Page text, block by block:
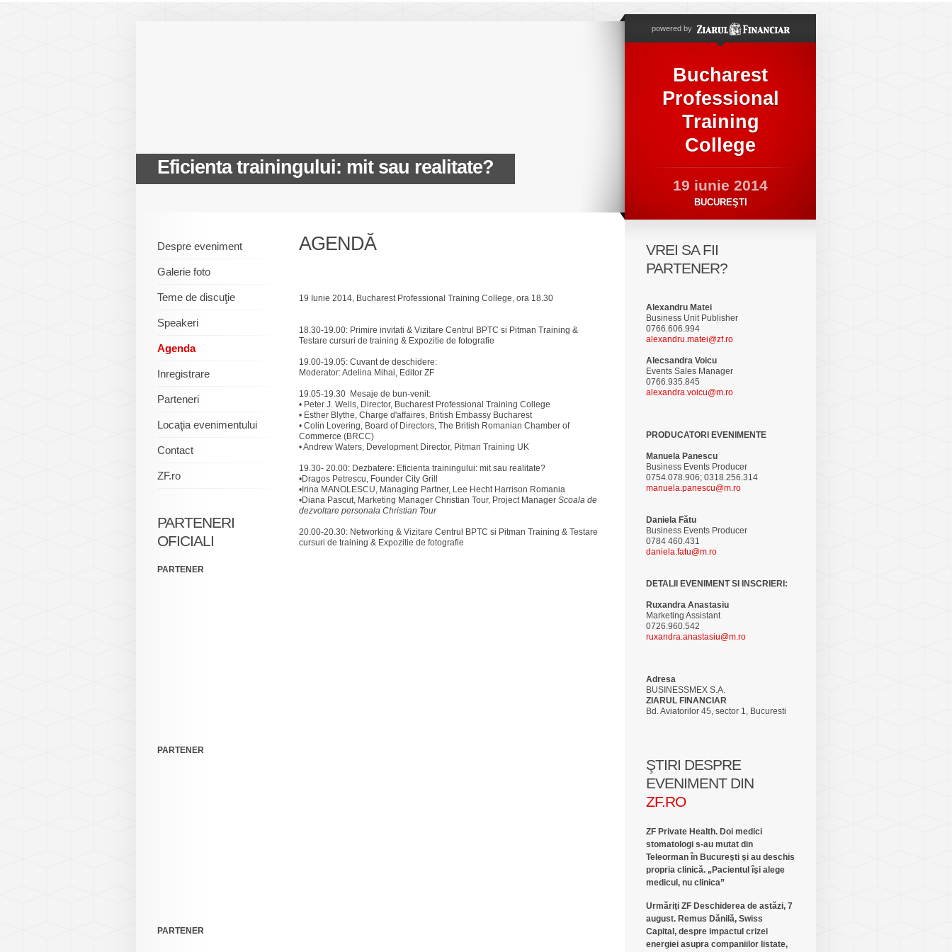
Eficienta trainingului: mit sau realitate?
powered by
Bucharest
Professional
Training
College
19 iunie 2014
BUCUREŞTI
Despre eveniment
Galerie foto
Teme de discuţie
Speakeri
Agenda
Inregistrare
Parteneri
Locaţia evenimentului
Contact
ZF.ro
PARTENERI
OFICIALI
PARTENER
PARTENER
PARTENER
AGENDĂ
19 Iunie 2014, Bucharest Professional Training College, ora 18.30
18.30-19.00: Primire invitati & Vizitare Centrul BPTC si Pitman Training &
Testare cursuri de training & Expozitie de fotografie
19.00-19.05: Cuvant de deschidere:
Moderator: Adelina Mihai, Editor ZF
19.05-19.30 Mesaje de bun-venit:
• Peter J. Wells, Director, Bucharest Professional Training College
• Esther Blythe, Charge d'affaires, British Embassy Bucharest
• Colin Lovering, Board of Directors, The British Romanian Chamber of
Commerce (BRCC)
• Andrew Waters, Development Director, Pitman Training UK
19.30- 20.00: Dezbatere: Eficienta trainingului: mit sau realitate?
•Dragos Petrescu, Founder City Grill
•Irina MANOLESCU, Managing Partner, Lee Hecht Harrison Romania
•Diana Pascut, Marketing Manager Christian Tour, Project Manager Scoala de
dezvoltare personala Christian Tour
20.00-20.30: Networking & Vizitare Centrul BPTC si Pitman Training & Testare
cursuri de training & Expozitie de fotografie
VREI SA FII
PARTENER?
Alexandru Matei
Business Unit Publisher
0766.606.994
alexandru.matei@zf.ro
Alecsandra Voicu
Events Sales Manager
0766.935.845
alexandra.voicu@m.ro
PRODUCATORI EVENIMENTE
Manuela Panescu
Business Events Producer
0754.078.906; 0318.256.314
manuela.panescu@m.ro
Daniela Fătu
Business Events Producer
0784 460.431
daniela.fatu@m.ro
DETALII EVENIMENT SI INSCRIERI:
Ruxandra Anastasiu
Marketing Assistant
0726.960.542
ruxandra.anastasiu@m.ro
Adresa
BUSINESSMEX S.A.
ZIARUL FINANCIAR
Bd. Aviatorilor 45, sector 1, Bucuresti
ŞTIRI DESPRE
EVENIMENT DIN
ZF.RO
ZF Private Health. Doi medici
stomatologi s-au mutat din
Teleorman în Bucureşti şi au deschis
propria clinică. „Pacientul îşi alege
medicul, nu clinica”
Urmăriţi ZF Deschiderea de astăzi, 7
august. Remus Dănilă, Swiss
Capital, despre impactul crizei
energiei asupra companiilor listate,